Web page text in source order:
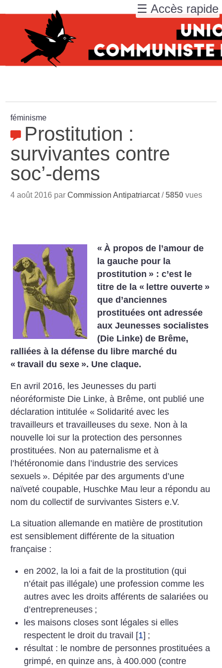
féminisme
Prostitution :
survivantes contre
soc’-dems
4 août 2016 parCommission Antipatriarcat/5850 vues
« À propos de l’amour de
la gauche pour la
prostitution » : c’est le
titre de la « lettre ouverte »
que d’anciennes
prostituées ont adressée
aux Jeunesses socialistes
(Die Linke) de Brême,
ralliées à la défense du libre marché du
« travail du sexe ». Une claque.
En avril 2016, les Jeunesses du parti
néoréformiste Die Linke, à Brême, ont publié une
déclaration intitulée « Solidarité avec les
travailleurs et travailleuses du sexe. Non à la
nouvelle loi sur la protection des personnes
prostituées. Non au paternalisme et à
l’hétéronomie dans l’industrie des services
sexuels ». Dépitée par des arguments d’une
naïveté coupable, Huschke Mau leur a répondu au
nom du collectif de survivantes Sisters e.V.
La situation allemande en matière de prostitution
est sensiblement différente de la situation
française :
en 2002, la loi a fait de la prostitution (qui
n’était pas illégale) une profession comme les
autres avec les droits afférents de salariées ou
d’entrepreneuses ;
les maisons closes sont légales si elles
respectent le droit du travail [1] ;
résultat : le nombre de personnes prostituées a
grimpé, en quinze ans, à 400.000 (contre
☰ Accès rapide